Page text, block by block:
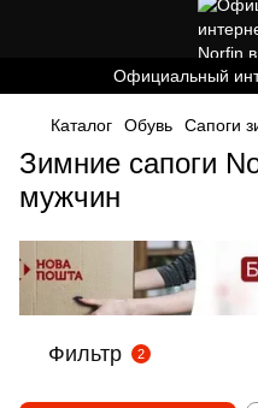
Официальный
Каталог Обувь Cапоги
Зимние сапоги
мужчин
Фильтр 2